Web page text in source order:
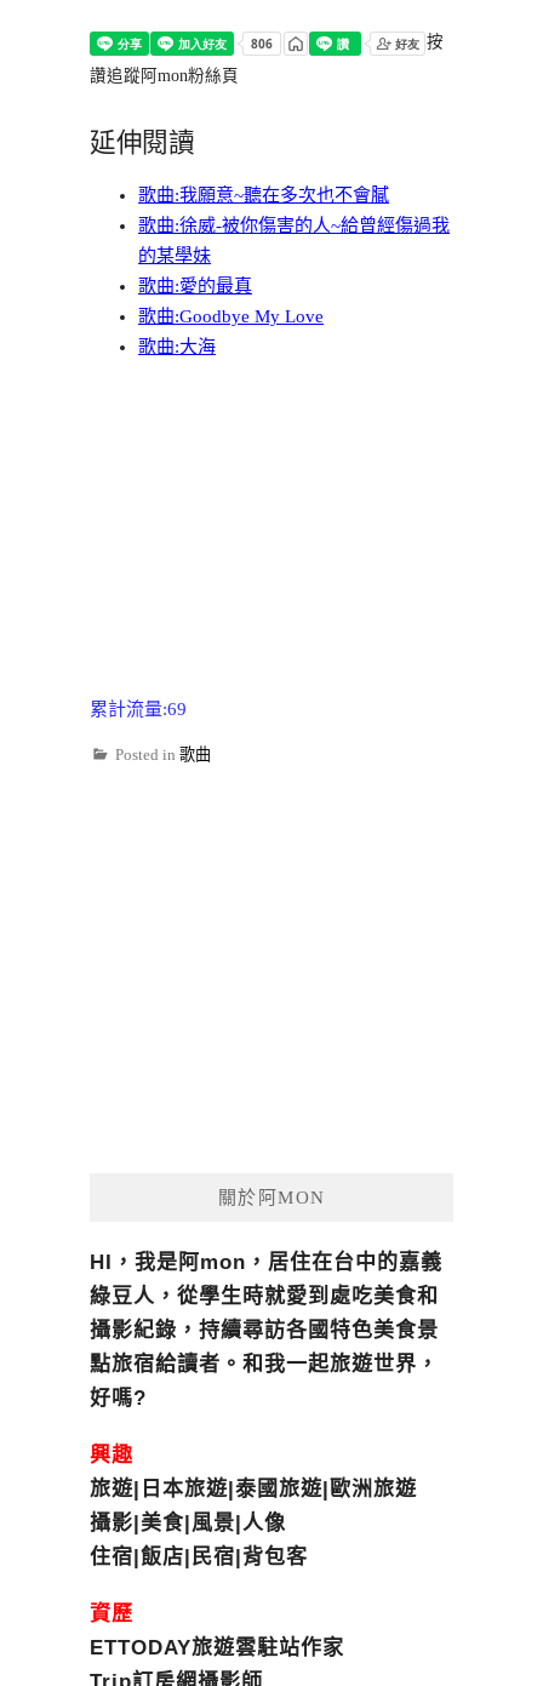
按
讚追蹤阿mon粉絲頁
延伸閱讀
歌曲:我願意~聽在多次也不會膩
歌曲:徐威-被你傷害的人~給曾經傷過我
的某學妹
歌曲:愛的最真
歌曲:Goodbye My Love
歌曲:大海
累計流量:69
Posted in 歌曲
關於阿MON
HI，我是阿mon，居住在台中的嘉義
綠豆人，從學生時就愛到處吃美食和
攝影紀錄，持續尋訪各國特色美食景
點旅宿給讀者。和我一起旅遊世界，
好嗎?
興趣
旅遊|日本旅遊|泰國旅遊|歐洲旅遊
攝影|美食|風景|人像
住宿|飯店|民宿|背包客
資歷
ETTODAY旅遊雲駐站作家